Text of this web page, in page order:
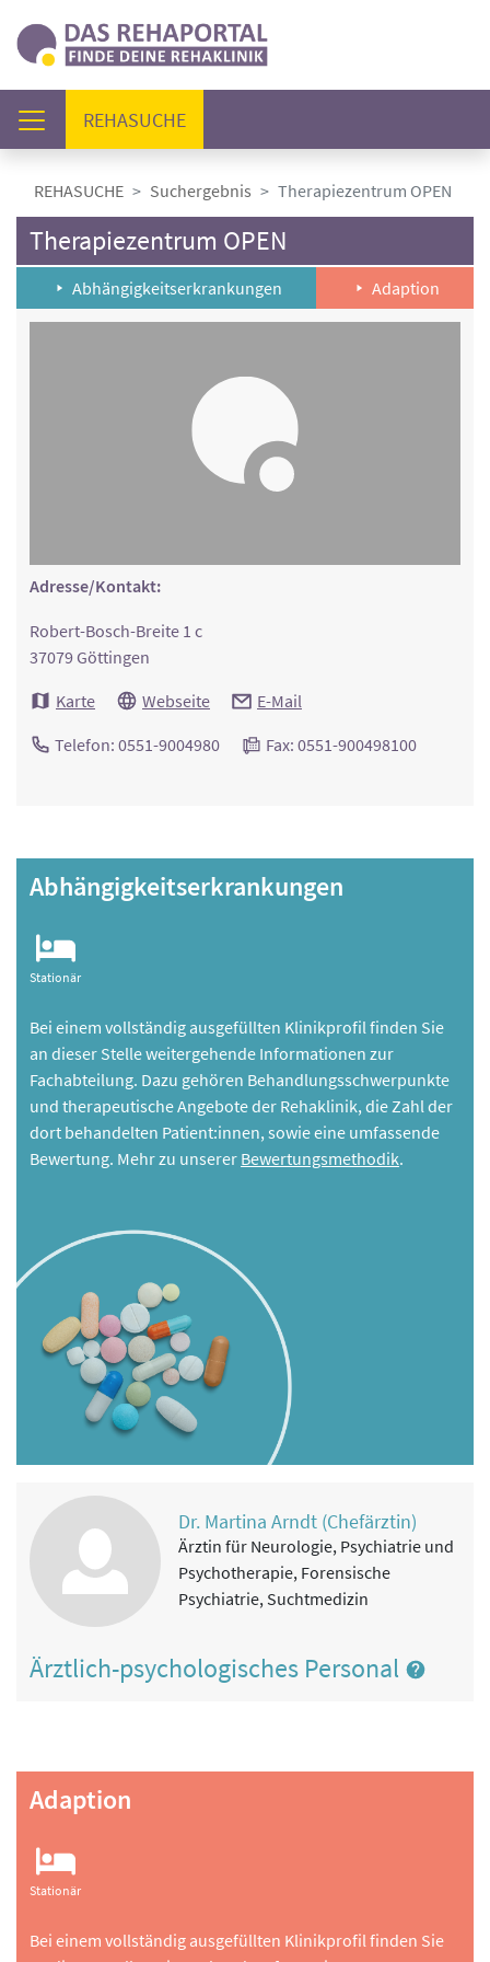
REHASUCHE(AKTUELL)
REHASUCHE Suchergebnis Therapiezentrum OPEN
Therapiezentrum OPEN
Abhängigkeitserkrankungen Adaption
Adresse/Kontakt:
Robert-Bosch-Breite 1 c
37079 Göttingen
Karte
Webseite E-Mail
Telefon: 0551-9004980 Fax: 0551-900498100
Abhängigkeitserkrankungen
Stationär
Bei einem vollständig ausgefüllten Klinikprofil finden Sie
an dieser Stelle weitergehende Informationen zur
Fachabteilung. Dazu gehören Behandlungsschwerpunkte
und therapeutische Angebote der Rehaklinik, die Zahl der
dort behandelten Patient:innen, sowie eine umfassende
Bewertung. Mehr zu unserer Bewertungsmethodik.
Dr. Martina Arndt (Chefärztin)
Ärztin für Neurologie, Psychiatrie und
Psychotherapie, Forensische
Psychiatrie, Suchtmedizin
Ärztlich-psychologisches Personal
Adaption
Stationär
Bei einem vollständig ausgefüllten Klinikprofil finden Sie